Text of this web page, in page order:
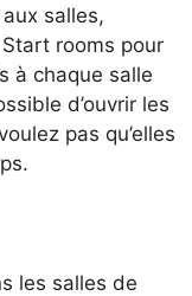
salles,
rooms pour
à chaque salle
d’ouvrir les
pas qu’elles
les salles de